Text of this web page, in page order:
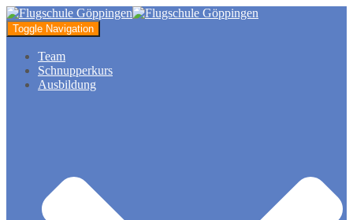
Toggle Navigation
Team
Schnupperkurs
Ausbildung